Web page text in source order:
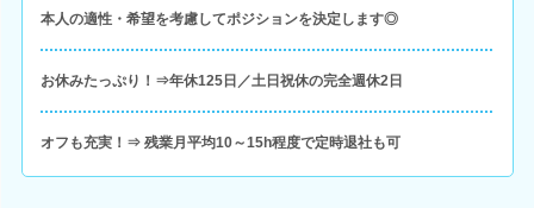
本人の適性・希望を考慮してポジションを決定します◎
お休みたっぷり！⇒年休125日／土日祝休の完全週休2日
オフも充実！⇒ 残業月平均10～15h程度で定時退社も可